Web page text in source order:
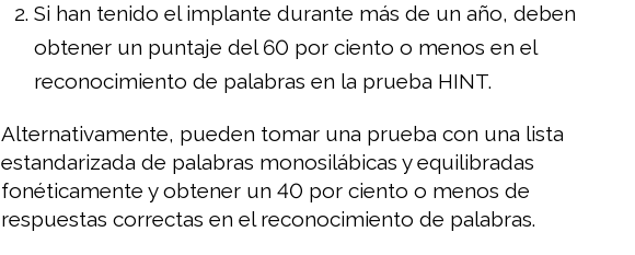
Si han tenido el implante durante más de un año, deben
obtener un puntaje del 60 por ciento o menos en el
reconocimiento de palabras en la prueba HINT.
Alternativamente, pueden tomar una prueba con una lista
estandarizada de palabras monosilábicas y equilibradas
fonéticamente y obtener un 40 por ciento o menos de
respuestas correctas en el reconocimiento de palabras.